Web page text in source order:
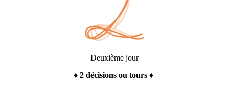
Deuxième jour
♦ 2 décisions ou tours ♦